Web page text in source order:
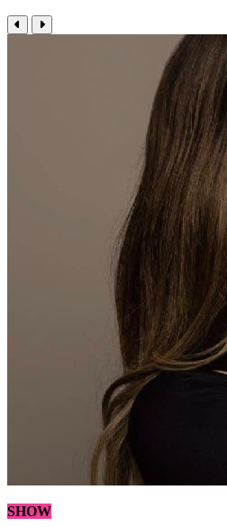
SHOW